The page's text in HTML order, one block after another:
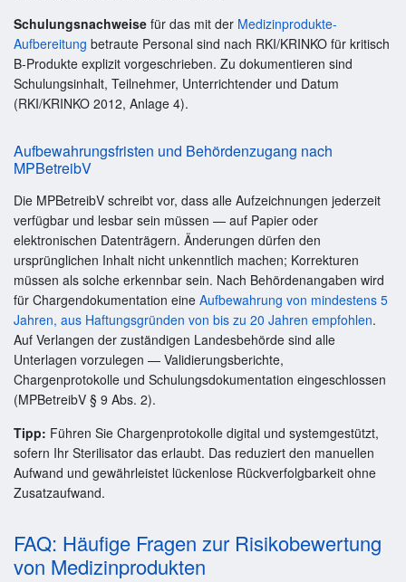
Schulungsnachweise für das mit der Medizinprodukte-
Aufbereitung betraute Personal sind nach RKI/KRINKO für kritisch
B-Produkte explizit vorgeschrieben. Zu dokumentieren sind
Schulungsinhalt, Teilnehmer, Unterrichtender und Datum
(RKI/KRINKO 2012, Anlage 4).
Aufbewahrungsfristen und Behördenzugang nach
MPBetreibV
Die MPBetreibV schreibt vor, dass alle Aufzeichnungen jederzeit
verfügbar und lesbar sein müssen — auf Papier oder
elektronischen Datenträgern. Änderungen dürfen den
ursprünglichen Inhalt nicht unkenntlich machen; Korrekturen
müssen als solche erkennbar sein. Nach Behördenangaben wird
für Chargendokumentation eine Aufbewahrung von mindestens 5
Jahren, aus Haftungsgründen von bis zu 20 Jahren empfohlen.
Auf Verlangen der zuständigen Landesbehörde sind alle
Unterlagen vorzulegen — Validierungsberichte,
Chargenprotokolle und Schulungsdokumentation eingeschlossen
(MPBetreibV § 9 Abs. 2).
Tipp: Führen Sie Chargenprotokolle digital und systemgestützt,
sofern Ihr Sterilisator das erlaubt. Das reduziert den manuellen
Aufwand und gewährleistet lückenlose Rückverfolgbarkeit ohne
Zusatzaufwand.
FAQ: Häufige Fragen zur Risikobewertung
von Medizinprodukten